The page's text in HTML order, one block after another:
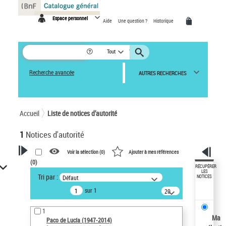
Espace personnel Aide Une question ? Historique
Tout
Recherche avancée AUTRES RECHERCHES
Accueil Liste de notices d’autorité
1 Notices d'autorité
VOTRE RECHERCHE
Recherche avancée dans les
notices d’autorité
Œuvres liées à l'auteur :
Paco de Lucía (1947-2014)
Voir la sélection (0) Ajouter à mes références
(0)
Tri par : Défaut
sur 1
20
résultats/page
1
Paco de Lucía (1947-2014)
RÉCUPÉRER
LES
NOTICES
Ma
Panneau de gestion des cookies